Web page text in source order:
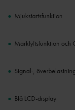
Mjukstartsfunktion
Marklyftsfunktion och
Signal-,
Blå LCD-display